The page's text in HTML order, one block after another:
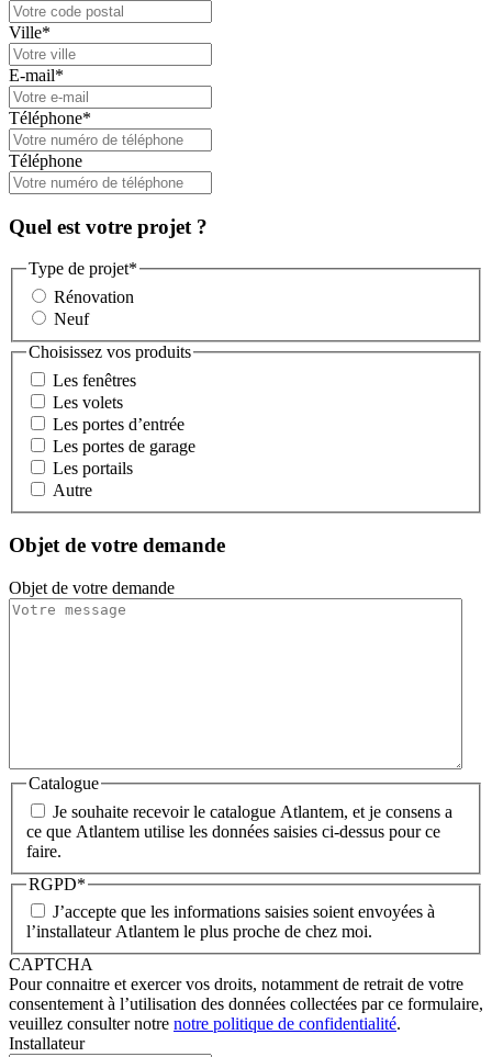
Ville*
E-mail*
Téléphone*
Téléphone
Quel est votre projet ?
Type de projet*
Rénovation
Neuf
Choisissez vos produits
Les fenêtres
Les volets
Les portes d’entrée
Les portes de garage
Les portails
Autre
Objet de votre demande
Objet de votre demande
Catalogue
Je souhaite recevoir le catalogue Atlantem, et je consens a
ce que Atlantem utilise les données saisies ci-dessus pour ce
faire.
RGPD*
J’accepte que les informations saisies soient envoyées à
l’installateur Atlantem le plus proche de chez moi.
CAPTCHA
Pour connaitre et exercer vos droits, notamment de retrait de votre
consentement à l’utilisation des données collectées par ce formulaire,
veuillez consulter notre notre politique de confidentialité.
Installateur